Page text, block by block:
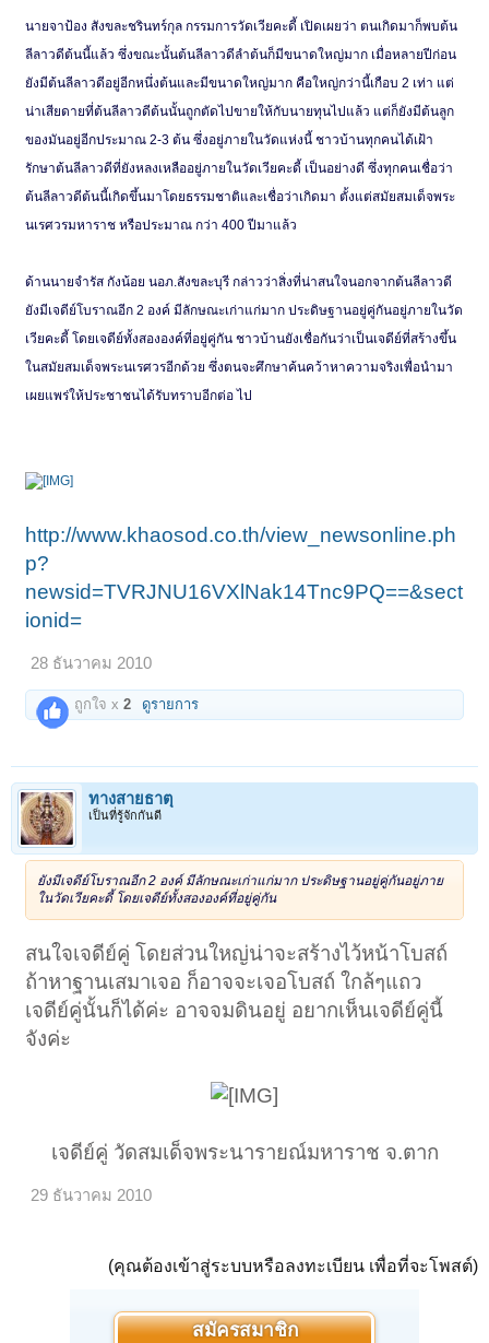
นายจาป้อง สังขละชรินทร์กุล กรรมการวัดเวียคะดี้ เปิดเผยว่า ตนเกิดมาก็พบต้น
ลีลาวดีต้นนี้แล้ว ซึ่งขณะนั้นต้นลีลาวดีลำต้นก็มีขนาดใหญ่มาก เมื่อหลายปีก่อน
ยังมีต้นลีลาวดีอยู่อีกหนึ่งต้นและมีขนาดใหญ่มาก คือใหญ่กว่านี้เกือบ 2 เท่า แต่
น่าเสียดายที่ต้นลีลาวดีต้นนั้นถูกตัดไปขายให้กับนายทุนไปแล้ว แต่ก็ยังมีต้นลูก
ของมันอยู่อีกประมาณ 2-3 ต้น ซึ่งอยู่ภายในวัดแห่งนี้ ชาวบ้านทุกคนได้เฝ้า
รักษาต้นลีลาวดีที่ยังหลงเหลืออยู่ภายในวัดเวียคะดี้ เป็นอย่างดี ซึ่งทุกคนเชื่อว่า
ต้นลีลาวดีต้นนี้เกิดขึ้นมาโดยธรรมชาติและเชื่อว่าเกิดมา ตั้งแต่สมัยสมเด็จพระ
นเรศวรมหาราช หรือประมาณ กว่า 400 ปีมาแล้ว
ด้านนายจำรัส กังน้อย นอภ.สังขละบุรี กล่าวว่าสิ่งที่น่าสนใจนอกจากต้นลีลาวดี
ยังมีเจดีย์โบราณอีก 2 องค์ มีลักษณะเก่าแก่มาก ประดิษฐานอยู่คู่กันอยู่ภายในวัด
เวียคะดี้ โดยเจดีย์ทั้งสององค์ที่อยู่คู่กัน ชาวบ้านยังเชื่อกันว่าเป็นเจดีย์ที่สร้างขึ้น
ในสมัยสมเด็จพระนเรศวรอีกด้วย ซึ่งตนจะศึกษาค้นคว้าหาความจริงเพื่อนำมา
เผยแพร่ให้ประชาชนได้รับทราบอีกต่อ ไป
http://www.khaosod.co.th/view_newsonline.ph
p?
newsid=TVRJNU16VXlNak14Tnc9PQ==&sect
ionid=
28 ธันวาคม 2010
ถูกใจ x2 ดูรายการ
ทางสายธาตุ
เป็นที่รู้จักกันดี
ยังมีเจดีย์โบราณอีก 2 องค์ มีลักษณะเก่าแก่มาก ประดิษฐานอยู่คู่กันอยู่ภาย
ในวัดเวียคะดี้ โดยเจดีย์ทั้งสององค์ที่อยู่คู่กัน
สนใจเจดีย์คู่ โดยส่วนใหญ่น่าจะสร้างไว้หน้าโบสถ์
ถ้าหาฐานเสมาเจอ ก็อาจจะเจอโบสถ์ ใกล้ๆแถว
เจดีย์คู่นั้นก็ได้ค่ะ อาจจมดินอยู่ อยากเห็นเจดีย์คู่นี้
จังค่ะ
เจดีย์คู่ วัดสมเด็จพระนารายณ์มหาราช จ.ตาก​
29 ธันวาคม 2010
(คุณต้องเข้าสู่ระบบหรือลงทะเบียน เพื่อที่จะโพสต์)
สมัครสมาชิก